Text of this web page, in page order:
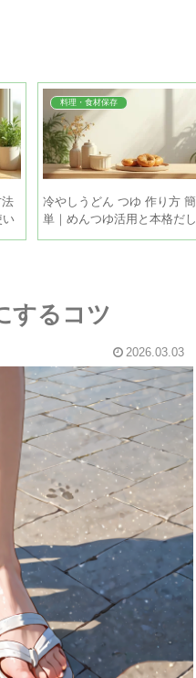
い
料理・食材保存
冷やしうどん つゆ 作り方 簡
単｜めんつゆ活用と本格だし
を5分で
するコツ
2026.03.03